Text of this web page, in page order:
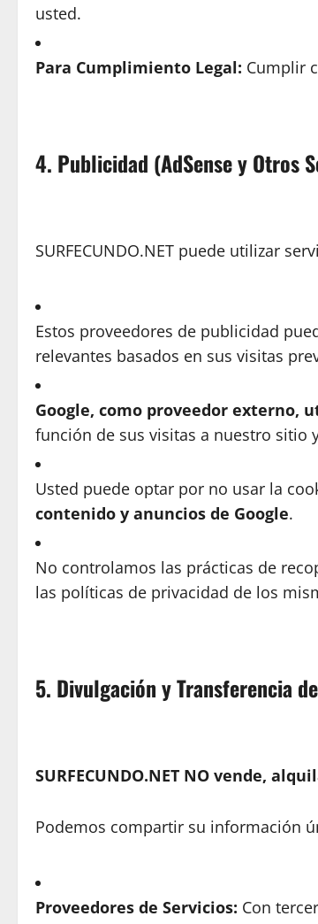
usted.
Para Cumplimiento Legal: Cumplir
4. Publicidad (AdSense y Otros
SURFECUNDO.NET puede utilizar
Estos proveedores de publicidad
relevantes basados en sus visitas
Google, como proveedor externo,
función de sus visitas a nuestro sitio
Usted puede optar por no usar la
contenido y anuncios de Google.
No controlamos las prácticas de
las políticas de privacidad de los
5. Divulgación y Transferencia
SURFECUNDO.NET NO vende,
Podemos compartir su información
Proveedores de Servicios: Con